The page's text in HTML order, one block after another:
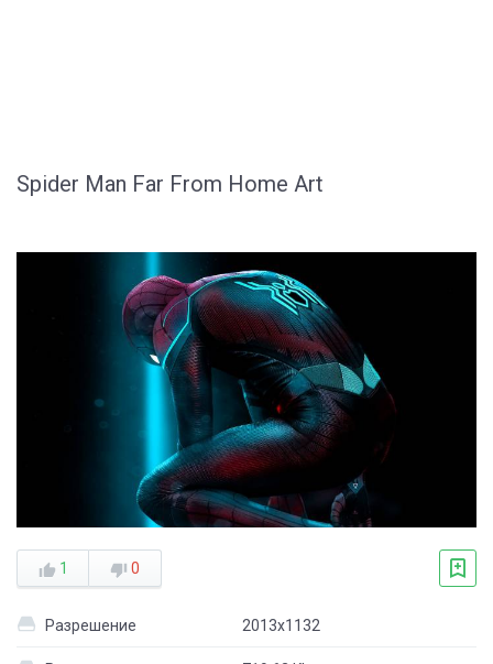
Spider Man Far From Home Art
1 0
Разрешение 2013x1132